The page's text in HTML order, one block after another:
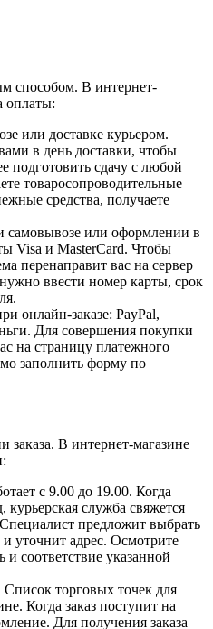
способом. В интернет-
оплаты:
или доставке курьером.
в день доставки, чтобы
подготовить сдачу с любой
товаросопроводительные
средства, получаете
самовывозе или оформлении в
Visa и MasterCard. Чтобы
перенаправит вас на сервер
ввести номер карты, срок
онлайн-заказе: PayPal,
Для совершения покупки
на страницу платежного
заполнить форму по
заказа. В интернет-магазине
с 9.00 до 19.00. Когда
курьерская служба свяжется
предложит выбрать
уточнит адрес. Осмотрите
и соответствие указанной
торговых точек для
Когда заказ поступит на
Для получения заказа